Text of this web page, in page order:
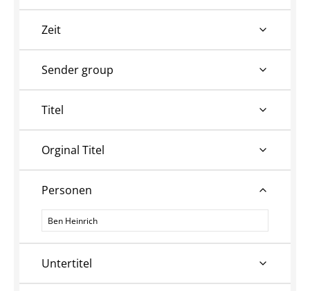
Zeit
Sender group
Titel
Orginal Titel
Personen
Personen
Untertitel